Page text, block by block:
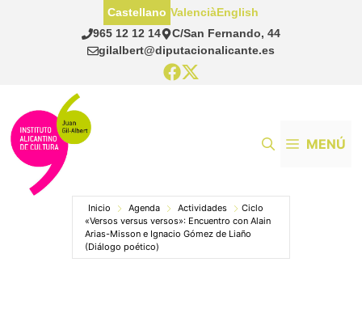
965 12 12 14
C/San Fernando, 44
gilalbert@diputacionalicante.es
Castellano ValenciàEnglish
MENÚ
Inicio Agenda Actividades
Ciclo
«Versos versus versos»: Encuentro con Alain
Arias-Misson e Ignacio Gómez de Liaño
(Diálogo poético)